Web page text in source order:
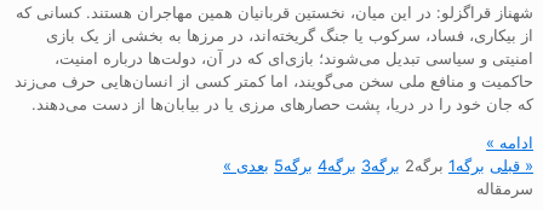
شهناز قراگزلو: در این میان، نخستین قربانیان همین مهاجران هستند. کسانی که
از بیکاری، فساد، سرکوب یا جنگ گریخته‌اند، در مرزها به بخشی از یک بازی
امنیتی و سیاسی تبدیل می‌شوند؛ بازی‌ای که در آن، دولت‌ها درباره امنیت،
حاکمیت و منافع ملی سخن می‌گویند، اما کمتر کسی از انسان‌هایی حرف می‌زند
که جان خود را در دریا، پشت حصارهای مرزی یا در بیابان‌ها از دست می‌دهند.
ادامه »
« قبلی برگه1 برگه2 برگه3 برگه4 برگه5 بعدی »
سرمقاله